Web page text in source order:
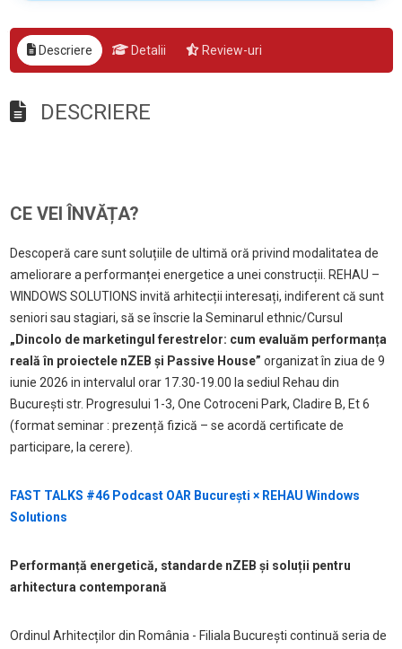
Descriere Detalii Review-uri
DESCRIERE
CE VEI ÎNVĂȚA?
Descoperă care sunt soluțiile de ultimă oră privind modalitatea de
ameliorare a performanței energetice a unei construcții. REHAU –
WINDOWS SOLUTIONS invită arhitecții interesați, indiferent că sunt
seniori sau stagiari, să se înscrie la Seminarul ethnic/Cursul
„Dincolo de marketingul ferestrelor: cum evaluăm performanța
reală în proiectele nZEB și Passive House” organizat în ziua de 9
iunie 2026 in intervalul orar 17.30-19.00 la sediul Rehau din
București str. Progresului 1-3, One Cotroceni Park, Cladire B, Et 6
(format seminar : prezență fizică – se acordă certificate de
participare, la cerere).
FAST TALKS #46 Podcast OAR București × REHAU Windows
Solutions
Performanță energetică, standarde nZEB și soluții pentru
arhitectura contemporană
Ordinul Arhitecților din România - Filiala București continuă seria de